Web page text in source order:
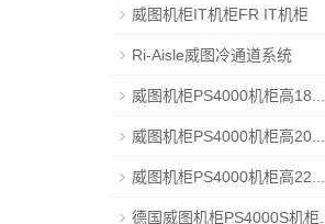
威图机柜IT机柜FR IT机柜
Ri-Aisle威图冷通道系统
威图机柜PS4000机柜高18...
威图机柜PS4000机柜高20...
威图机柜PS4000机柜高22...
德国威图机柜PS4000S机柜...